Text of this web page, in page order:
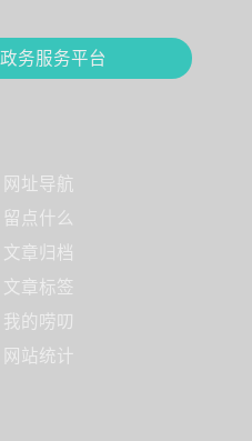
务服务平台
网址导航
留点什么
文章归档
文章标签
我的唠叨
网站统计